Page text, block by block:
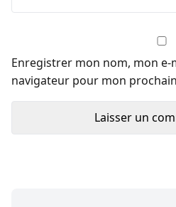
Enregistrer mon nom, mon e-
navigateur pour mon